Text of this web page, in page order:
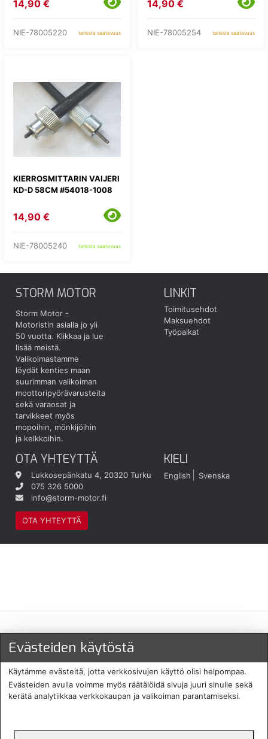
14,90 €
NIE-78005220 tarkista saatavuus
14,90 €
NIE-78005254 tarkista saatavuus
KIERROSMITTARIN VAIJERI
KD-D 58CM #54018-1008
14,90 €
NIE-78005240 tarkista saatavuus
STORM MOTOR
Storm Motor -
Motoristin asialla jo yli
50 vuotta. Klikkaa ja lue
lisää meistä.
Valikoimastamme
löydät kenties maan
suurimman valikoiman
moottoripyörävarusteita
sekä varaosat ja
tarvikkeet myös
mopoihin, mönkijöihin
ja kelkkoihin.
LINKIT
Toimitusehdot
Maksuehdot
Työpaikat
OTA YHTEYTTÄ
Lukkosepänkatu 4, 20320 Turku
075 326 5000
info@storm-motor.fi
OTA YHTEYTTÄ
KIELI
English Svenska
Maksu- ja toimitustavat
Evästeiden käytöstä
Käytämme evästeitä, jotta verkkosivujen käyttö olisi helpompaa.
Evästeiden avulla voimme myös räätälöidä sivuja juuri sinulle sekä
kerätä analytiikkaa verkkokaupan ja valikoiman parantamiseksi.